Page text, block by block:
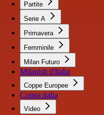
Partite
Serie A
Primavera
Femminile
Milan Futuro
Milanisti d'Italia
Coppe Europee
Coppa italia
Video